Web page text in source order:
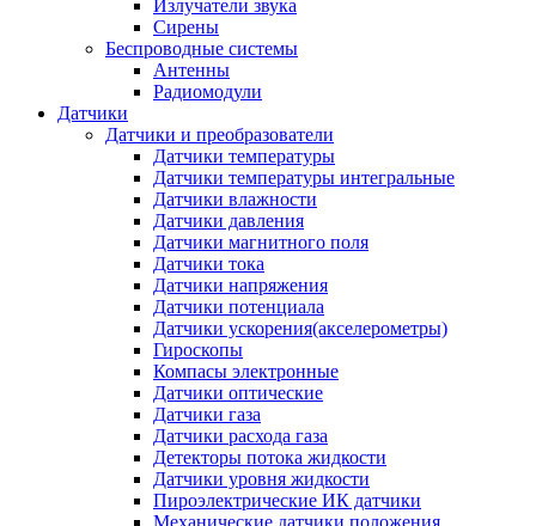
Излучатели звука
Сирены
Беспроводные системы
Антенны
Радиомодули
Датчики
Датчики и преобразователи
Датчики температуры
Датчики температуры интегральные
Датчики влажности
Датчики давления
Датчики магнитного поля
Датчики тока
Датчики напряжения
Датчики потенциала
Датчики ускорения(акселерометры)
Гироскопы
Компасы электронные
Датчики оптические
Датчики газа
Датчики расхода газа
Детекторы потока жидкости
Датчики уровня жидкости
Пироэлектрические ИК датчики
Механические датчики положения